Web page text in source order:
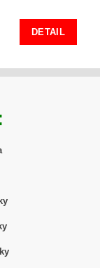
DETAIL